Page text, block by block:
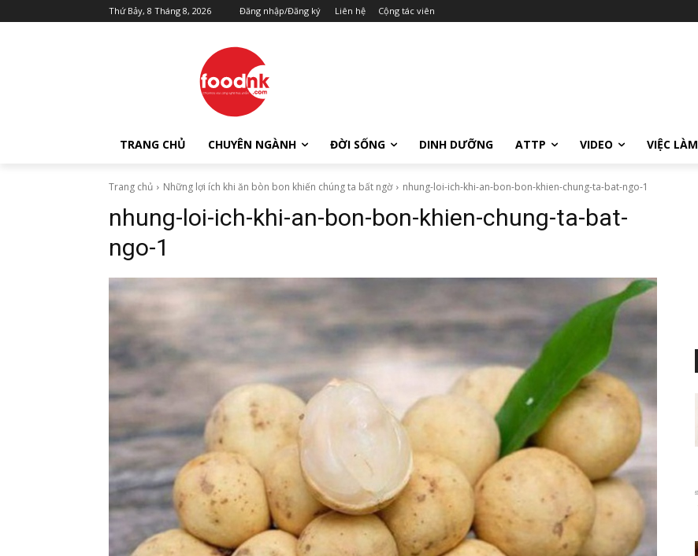
Thứ Bảy, 8 Tháng 8, 2026 Đăng nhập/Đăng ký Liên hệ Cộng tác viên
TRANG CHỦ CHUYÊN NGÀNH ĐỜI SỐNG DINH DƯỠNG ATTP VIDEO VIỆC LÀM
Trang chủ Những lợi ích khi ăn bòn bon khiến chúng ta bất ngờ nhung-loi-ich-khi-an-bon-bon-khien-chung-ta-bat-ngo-1
nhung-loi-ich-khi-an-bon-bon-khien-chung-ta-bat-
ngo-1